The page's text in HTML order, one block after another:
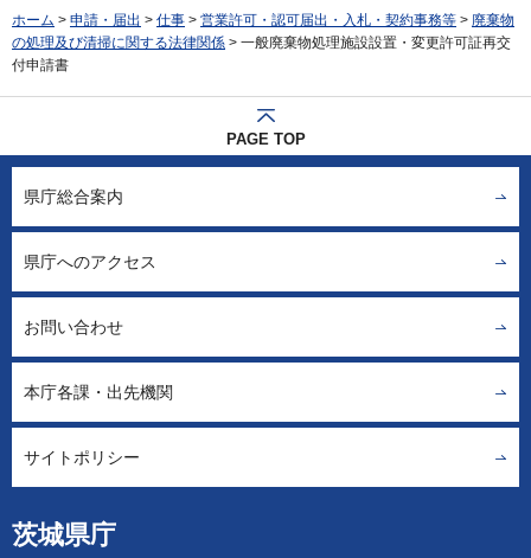
ホーム > 申請・届出 > 仕事 > 営業許可・認可届出・入札・契約事務等 > 廃棄物
の処理及び清掃に関する法律関係 > 一般廃棄物処理施設設置・変更許可証再交
付申請書
PAGE TOP
茨城県庁
県庁総合案内
県庁へのアクセス
お問い合わせ
本庁各課・出先機関
サイトポリシー